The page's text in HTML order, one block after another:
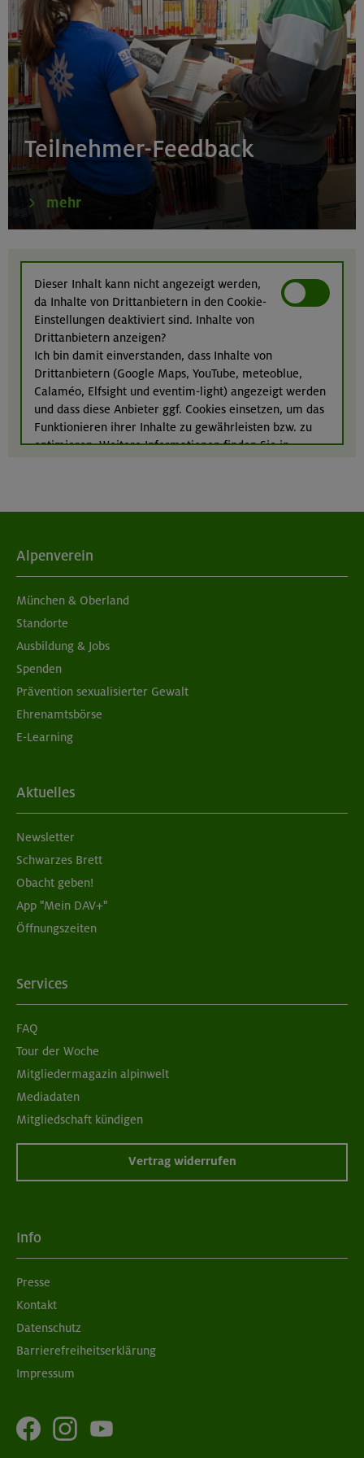
Schwarzenstein 3369 m und Schönbichler Horn 3133
m
Zillertaler Alpen
16.08.26
Schinder 1808 m
Bayerische Voralpen (Schlierseer Berge)
München
17./18./19.08.26
Aufbaukurs Klettern indoor
München
Teilnehmer-Feedback
mehr
Dieser Inhalt kann nicht angezeigt werden,
da Inhalte von Drittanbietern in den Cookie-
Einstellungen deaktiviert sind. Inhalte von
Drittanbietern anzeigen?
Ich bin damit einverstanden, dass Inhalte von
Drittanbietern (Google Maps, YouTube, meteoblue,
Calaméo, Elfsight und eventim-light) angezeigt werden
und dass diese Anbieter ggf. Cookies einsetzen, um das
Funktionieren ihrer Inhalte zu gewährleisten bzw. zu
optimieren. Weitere Informationen finden Sie in
Alpenverein
München & Oberland
Standorte
Ausbildung & Jobs
Spenden
Prävention sexualisierter Gewalt
Ehrenamtsbörse
E-Learning
Aktuelles
Newsletter
Schwarzes Brett
Obacht geben!
App "Mein DAV+"
Öffnungszeiten
Services
FAQ
Tour der Woche
Mitgliedermagazin alpinwelt
Mediadaten
Mitgliedschaft kündigen
Vertrag widerrufen
Info
Presse
Kontakt
Datenschutz
Barrierefreiheitserklärung
Impressum